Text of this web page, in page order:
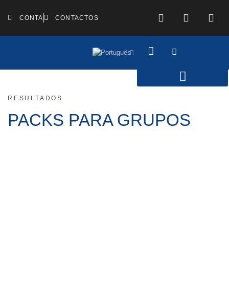
CONTA CONTACTOS
RESULTADOS
PACKS PARA GRUPOS